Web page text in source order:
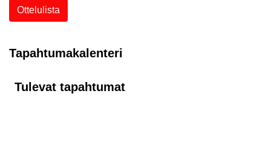
Ottelulista
Tapahtumakalenteri
Tulevat tapahtumat